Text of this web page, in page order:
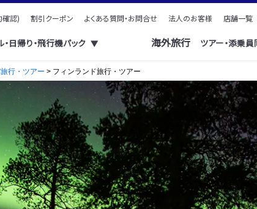
確認) 割引クーポン よくある質問・お問合せ 法人のお客様 店舗一覧
・日帰り・飛行機パック ▼ 海外旅行 ツアー・添乗
行・ツアー > フィンランド旅行・ツアー